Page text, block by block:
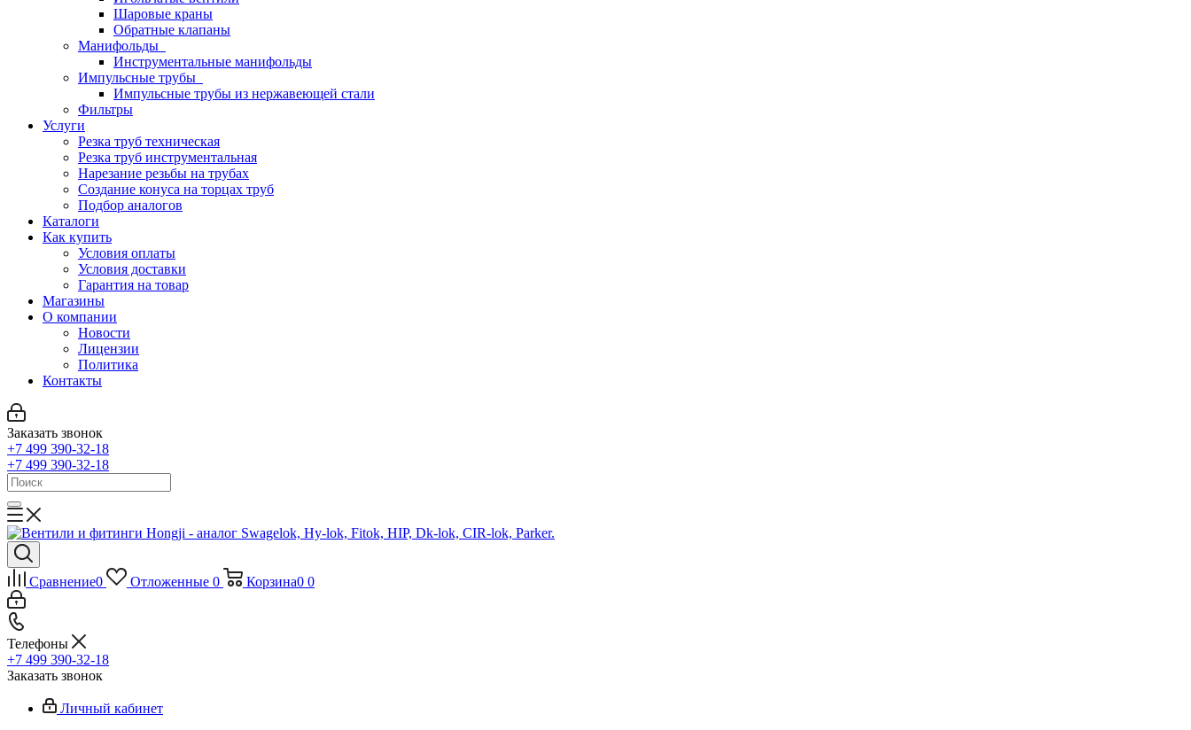
Шаровые краны
Обратные клапаны
Манифольды
Инструментальные манифольды
Импульсные трубы
Импульсные трубы из нержавеющей стали
Фильтры
Услуги
Резка труб техническая
Резка труб инструментальная
Нарезание резьбы на трубах
Создание конуса на торцах труб
Подбор аналогов
Каталоги
Как купить
Условия оплаты
Условия доставки
Гарантия на товар
Магазины
О компании
Новости
Лицензии
Политика
Контакты
Заказать звонок
+7 499 390-32-18
+7 499 390-32-18
Сравнение0 Отложенные 0 Корзина0 0
Телефоны
+7 499 390-32-18
Заказать звонок
Личный кабинет